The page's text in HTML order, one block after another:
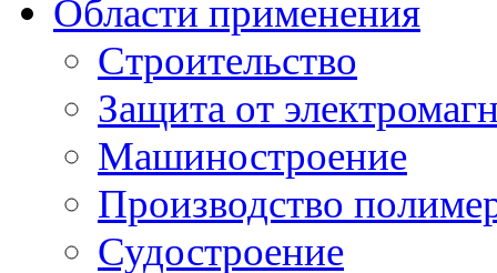
Области применения
Строительство
Защита от
Машиностроение
Производство
Судостроение